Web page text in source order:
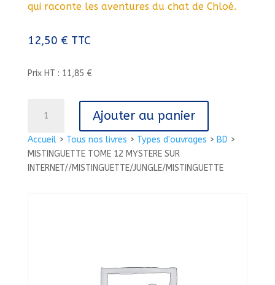
Accueil> Tous nos livres > Types d'ouvrages > BD >
MISTINGUETTE TOME 12 MYSTERE SUR
INTERNET//MISTINGUETTE/JUNGLE/MISTINGUETTE
qui raconte les aventures du chat de Chloé.
12,50 € TTC
Prix HT : 11,85 €
MISTINGUETTE
TOME
12
Ajouter au panier